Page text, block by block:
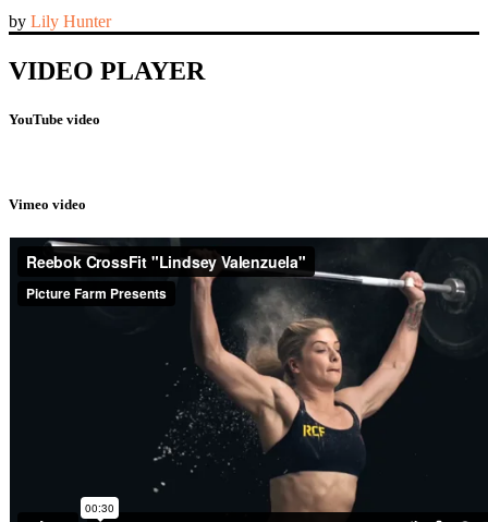
by Lily Hunter
VIDEO PLAYER
YouTube video
Vimeo video